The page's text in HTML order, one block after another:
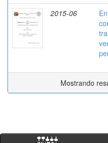
2015-06
Mostrando